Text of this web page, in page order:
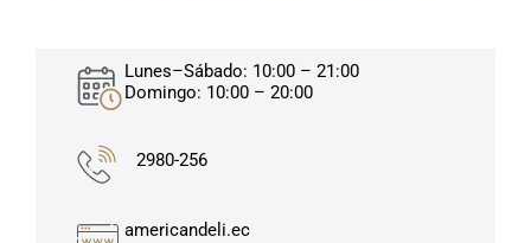
Lunes–Sábado: 10:00 – 21:00
Domingo: 10:00 – 20:00
2980-256
americandeli.ec